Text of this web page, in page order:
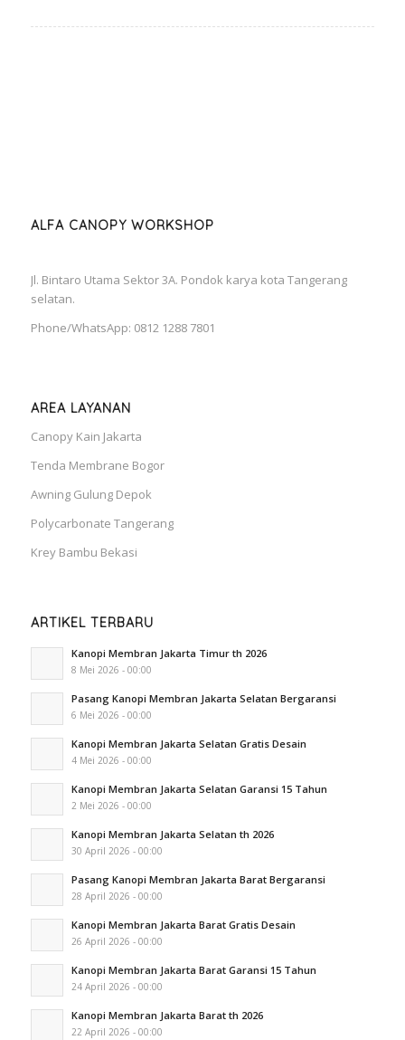
ALFA CANOPY WORKSHOP
Jl. Bintaro Utama Sektor 3A. Pondok karya kota Tangerang
selatan.
Phone/WhatsApp: 0812 1288 7801
AREA LAYANAN
Canopy Kain Jakarta
Tenda Membrane Bogor
Awning Gulung Depok
Polycarbonate Tangerang
Krey Bambu Bekasi
ARTIKEL TERBARU
Kanopi Membran Jakarta Timur th 2026
8 Mei 2026 - 00:00
Pasang Kanopi Membran Jakarta Selatan Bergaransi
6 Mei 2026 - 00:00
Kanopi Membran Jakarta Selatan Gratis Desain
4 Mei 2026 - 00:00
Kanopi Membran Jakarta Selatan Garansi 15 Tahun
2 Mei 2026 - 00:00
Kanopi Membran Jakarta Selatan th 2026
30 April 2026 - 00:00
Pasang Kanopi Membran Jakarta Barat Bergaransi
28 April 2026 - 00:00
Kanopi Membran Jakarta Barat Gratis Desain
26 April 2026 - 00:00
Kanopi Membran Jakarta Barat Garansi 15 Tahun
24 April 2026 - 00:00
Kanopi Membran Jakarta Barat th 2026
22 April 2026 - 00:00